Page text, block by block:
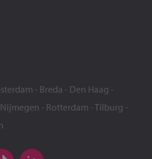
- Breda - Den Haag -
Nijmegen - Rotterdam -Tilburg -